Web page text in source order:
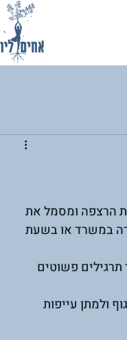
הרצפה ומסמל את
במשרד או בשעת
תרגילים פשוטים
ולמתן עייפות